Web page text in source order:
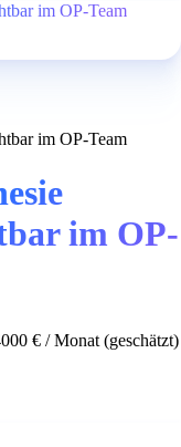
im OP-Team
im OP-Team
im OP-
€ / Monat (geschätzt)